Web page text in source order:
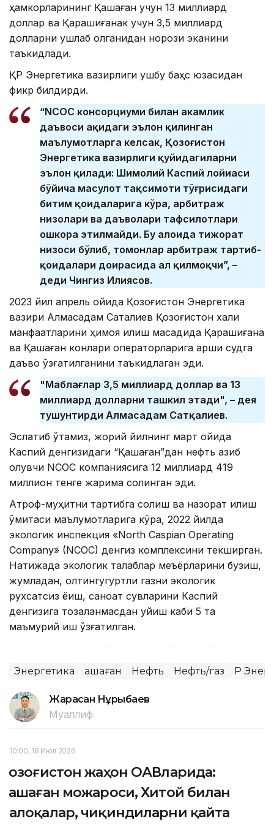
ҳамкорларининг Қашаған учун 13 миллиард
доллар ва Қарашиғанак учун 3,5 миллиард
долларни ушлаб қолганидан норози эканини
таъкидлади.
ҚР Энергетика вазирлиги ушбу баҳс юзасидан
фикр билдирди.
“NCOC консорциуми билан ҳакамлик
даъвоси ҳақидаги эълон қилинган
маълумотларга келсак, Қозоғистон
Энергетика вазирлиги қуйидагиларни
эълон қилади: Шимолий Каспий лойиҳаси
бўйича маҳсулот тақсимоти тўғрисидаги
битим қоидаларига кўра, арбитраж
низолари ва даъволари тафсилотлари
ошкора этилмайди. Бу алоҳида тижорат
низоси бўлиб, томонлар арбитраж тартиб-
қоидалари доирасида ҳал қилмоқчи”, –
деди Чингиз Илиясов.
2023 йил апрель ойида Қозоғистон Энергетика
вазири Алмасадам Сатқалиев Қозоғистон халқи
манфаатларини ҳимоя қилиш мақсадида Қарашиғанақ
ва Қашаған конлари операторларига қарши судга
даъво қўзғатилганини таъкидлаган эди.
"Маблағлар 3,5 миллиард доллар ва 13
миллиард долларни ташкил этади", – дея
тушунтирди Алмасадам Сатқалиев.
Эслатиб ўтамиз, жорий йилнинг март ойида
Каспий денгизидаги “Қашаған”дан нефть қазиб
олувчи NCOC компаниясига 12 миллиард 419
миллион тенге жарима солинган эди.
Атроф-муҳитни тартибга солиш ва назорат қилиш
қўмитаси маълумотларига кўра, 2022 йилда
экологик инспекция «North Caspian Operating
Company» (NCOC) денгиз комплексини текширган.
Натижада экологик талаблар меъёрларини бузиш,
жумладан, олтингугуртли газни экологик
рухсатсиз ёқиш, саноат сувларини Каспий
денгизига тозаланмасдан қуйиш каби 5 та
маъмурий иш қўзғатилган.
Энергетика Қашаған Нефть Нефть/газ ҚР
Жарасқан Нұрыбаев
Муаллиф
10:00, 18 Июл 2026
Қозоғистон жаҳон ОАВларида:
Қашаған можароси, Хитой билан
алоқалар, чиқиндиларни қайта